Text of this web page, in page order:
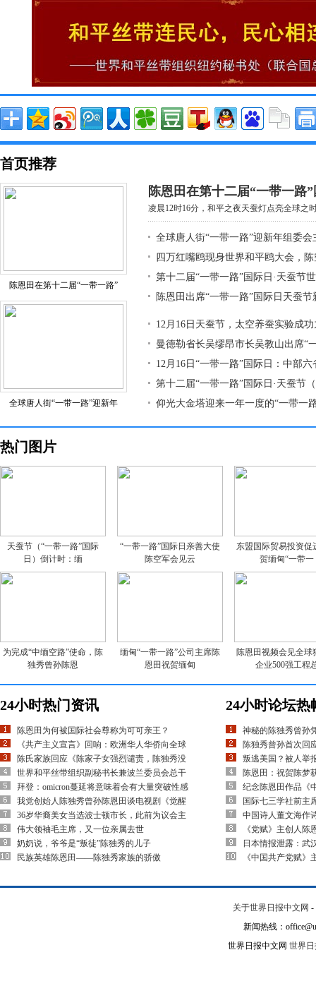
首页推荐
陈恩田在第十二届“一带一路”
全球唐人街“一带一路”迎新年
陈恩田在第十二届“一带一路”
凌晨12时16分，和平之夜天蚕灯点亮全球之
全球唐人街“一带一路”迎新年组委会
四万红嘴鸥现身世界和平鸥大会，
第十二届“一带一路”国际日·天蚕节
陈恩田出席“一带一路”国际日天蚕节
12月16日天蚕节，太空养蚕实验成
曼德勒省长吴缪昂市长吴教山出席“
12月16日“一带一路”国际日：中部六
第十二届“一带一路”国际日·天蚕节
仰光大金塔迎来一年一度的“一带一
热门图片
天蚕节（“一带一路”国际
日）倒计时：缅
“一带一路”国际日亲善大使
陈空军会见云
东盟国际贸易投资促
贺缅甸“一带一
为完成“中缅空路”使命，陈
独秀曾孙陈恩
缅甸“一带一路”公司主席陈
恩田祝贺缅甸
陈恩田视频会见全球
企业500强工程
24小时热门资讯
陈恩田为何被国际社会尊称为可可亲王？
《共产主义宣言》回响：欧洲华人华侨向全球
陈氏家族回应《陈家子女强烈谴责，陈独秀没
世界和平丝带组织副秘书长兼波兰委员会总干
拜登：omicron蔓延将意味着会有大量突破性感
我党创始人陈独秀曾孙陈恩田谈电视剧《觉醒
36岁华裔美女当选波士顿市长，此前为议会主
伟大领袖毛主席，又一位亲属去世
奶奶说，爷爷是“叛徒”陈独秀的儿子
民族英雄陈恩田——陈独秀家族的骄傲
24小时论坛热
神秘的陈独秀曾孙
陈独秀曾孙首次回
叛逃美国？被人举
陈恩田：祝贺陈梦
纪念陈恩田作品《
国际七三学社前主
中国诗人董文海作
《党赋》主创人
日本情报泄露：武
《中国共产党赋》
关于世界日报中文网 -
新闻热线：
世界日报中文网 世界